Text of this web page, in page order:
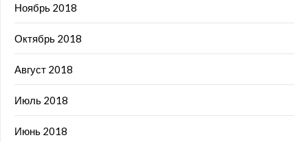
Ноябрь 2018
Октябрь 2018
Август 2018
Июль 2018
Июнь 2018